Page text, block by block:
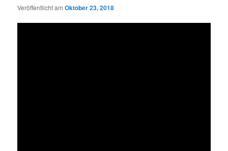
Veröffentlicht amOktober 23, 2018